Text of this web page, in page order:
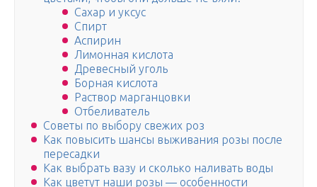
Сахар и уксус
Спирт
Аспирин
Лимонная кислота
Древесный уголь
Борная кислота
Раствор марганцовки
Отбеливатель
Советы по выбору свежих роз
Как повысить шансы выживания розы после
пересадки
Как выбрать вазу и сколько наливать воды
Как цветут наши розы — особенности